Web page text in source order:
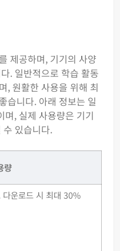
제공하며, 기기의 사양
. 일반적으로 학습 활동
, 원활한 사용을 위해 최
습니다. 아래 정보는 일
며, 실제 사용량은 기기
수 있습니다.
량
운로드 시 최대 30%